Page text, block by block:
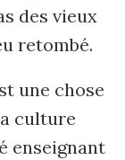
des vieux
retombé.
une chose
culture
enseignant